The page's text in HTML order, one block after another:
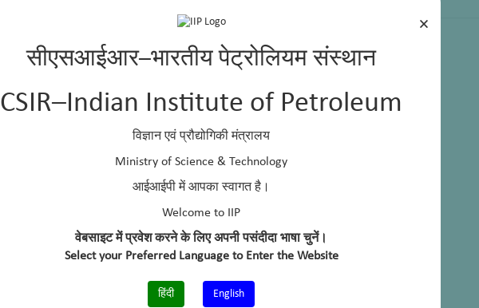
×
सीएसआईआर–भारतीय पेट्रोलियम संस्थान
CSIR–Indian Institute of Petroleum
विज्ञान एवं प्रौद्योगिकी मंत्रालय
Ministry of Science & Technology
आईआईपी में आपका स्वागत है।
Welcome to IIP
वेबसाइट में प्रवेश करने के लिए अपनी पसंदीदा भाषा चुनें।
Select your Preferred Language to Enter the Website
हिंदी English